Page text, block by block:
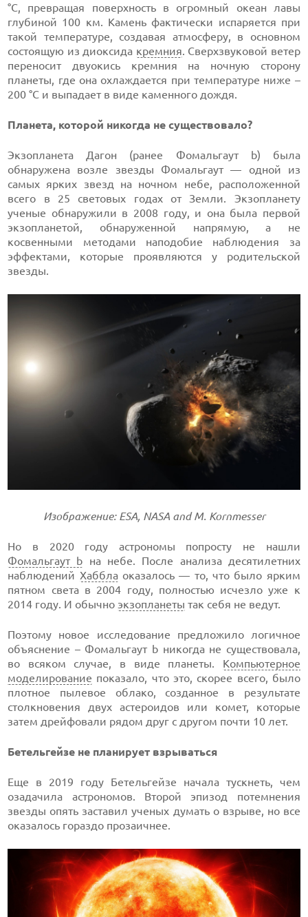
°C, превращая поверхность в огромный океан лавы
глубиной 100 км. Камень фактически испаряется при
такой температуре, создавая атмосферу, в основном
состоящую из диоксида кремния. Сверхзвуковой ветер
переносит двуокись кремния на ночную сторону
планеты, где она охлаждается при температуре ниже –
200 °C и выпадает в виде каменного дождя.
Планета, которой никогда не существовало?
Экзопланета Дагон (ранее Фомальгаут b) была
обнаружена возле звезды Фомальгаут — одной из
самых ярких звезд на ночном небе, расположенной
всего в 25 световых годах от Земли. Экзопланету
ученые обнаружили в 2008 году, и она была первой
экзопланетой, обнаруженной напрямую, а не
косвенными методами наподобие наблюдения за
эффектами, которые проявляются у родительской
звезды.
Изображение: ESA, NASA and M. Kornmesser
Но в 2020 году астрономы попросту не нашли
Фомальгаут b на небе. После анализа десятилетних
наблюдений Хабблаоказалось — то, что было ярким
пятном света в 2004 году, полностью исчезло уже к
2014 году. И обычно экзопланеты так себя не ведут.
Поэтому новое исследование предложило логичное
объяснение – Фомальгаут b никогда не существовала,
во всяком случае, в виде планеты. Компьютерное
моделирование показало, что это, скорее всего, было
плотное пылевое облако, созданное в результате
столкновения двух астероидов или комет, которые
затем дрейфовали рядом друг с другом почти 10 лет.
Бетельгейзе не планирует взрываться
Еще в 2019 году Бетельгейзе начала тускнеть, чем
озадачила астрономов. Второй эпизод потемнения
звезды опять заставил ученых думать о взрыве, но все
оказалось гораздо прозаичнее.